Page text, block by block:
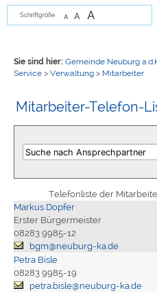
Schriftgröße A A A
Sie sind hier: Gemeinde Neuburg
Service> Verwaltung> Mitarbeiter
Mitarbeiter-Telefon-
Telefonliste der
Markus Dopfer
Erster Bürgermeister
08283 9985-12
bgm@neuburg-ka.de
Petra Bisle
08283 9985-19
petra.bisle@neuburg-ka.de